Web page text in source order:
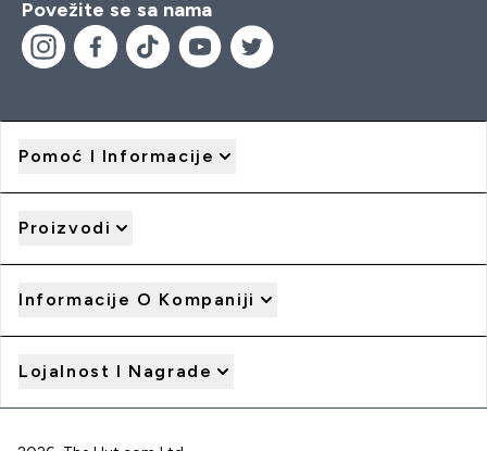
Povežite se sa nama
Pomoć I Informacije
Proizvodi
Informacije O Kompaniji
Lojalnost I Nagrade